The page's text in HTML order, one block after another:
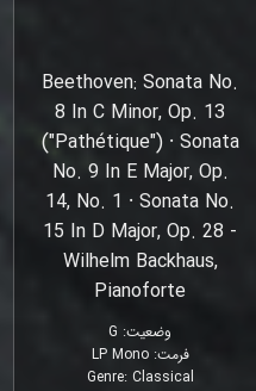
Beethoven: Sonata No.
8 In C Minor, Op. 13
("Pathétique") ⸱ Sonata
No. 9 In E Major, Op.
14, No. 1 ⸱ Sonata No.
15 In D Major, Op. 28 -
Wilhelm Backhaus,
Pianoforte
وضعیت:
G
فرمت:
LP Mono
Genre: Classical